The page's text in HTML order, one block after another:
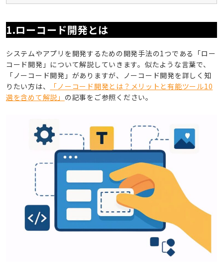
1.ローコード開発とは
システムやアプリを開発するための開発手法の1つである「ロー
コード開発」について解説していきます。似たような言葉で、
「ノーコード開発」がありますが、ノーコード開発を詳しく知
りたい方は、
「ノーコード開発とは？メリットと有能ツール10
選を含めて解説」 の記事をご参照ください。